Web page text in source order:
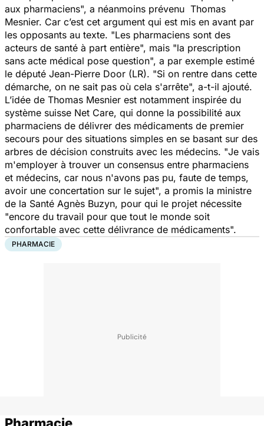
aux pharmaciens", a néanmoins prévenu Thomas
Mesnier. Car c’est cet argument qui est mis en avant par
les opposants au texte. "Les pharmaciens sont des
acteurs de santé à part entière", mais "la prescription
sans acte médical pose question", a par exemple estimé
le député Jean-Pierre Door (LR). "Si on rentre dans cette
démarche, on ne sait pas où cela s'arrête", a-t-il ajouté.
L’idée de Thomas Mesnier est notamment inspirée du
système suisse Net Care, qui donne la possibilité aux
pharmaciens de délivrer des médicaments de premier
secours pour des situations simples en se basant sur des
arbres de décision construits avec les médecins. "Je vais
m'employer à trouver un consensus entre pharmaciens
et médecins, car nous n'avons pas pu, faute de temps,
avoir une concertation sur le sujet", a promis la ministre
de la Santé Agnès Buzyn, pour qui le projet nécessite
"encore du travail pour que tout le monde soit
confortable avec cette délivrance de médicaments".
PHARMACIE